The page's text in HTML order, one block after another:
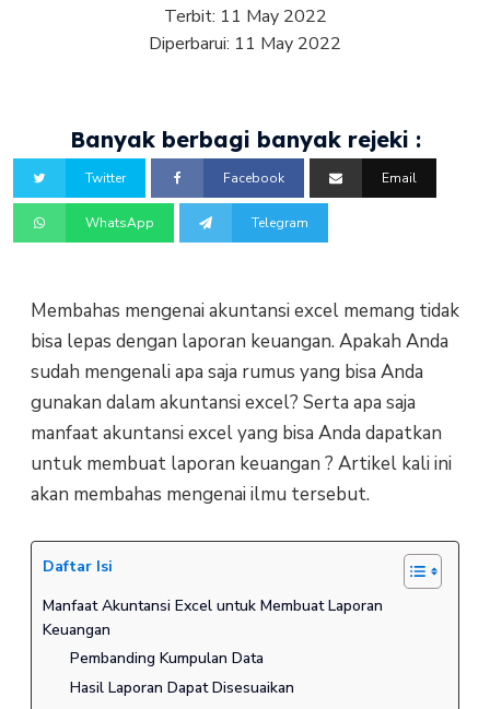
Terbit: 11 May 2022
Diperbarui: 11 May 2022
Banyak berbagi banyak rejeki :
Twitter Facebook Email
WhatsApp Telegram
Membahas mengenai akuntansi excel memang tidak
bisa lepas dengan laporan keuangan. Apakah Anda
sudah mengenali apa saja rumus yang bisa Anda
gunakan dalam akuntansi excel? Serta apa saja
manfaat akuntansi excel yang bisa Anda dapatkan
untuk membuat laporan keuangan ? Artikel kali ini
akan membahas mengenai ilmu tersebut.
Daftar Isi
Manfaat Akuntansi Excel untuk Membuat Laporan
Keuangan
Pembanding Kumpulan Data
Hasil Laporan Dapat Disesuaikan